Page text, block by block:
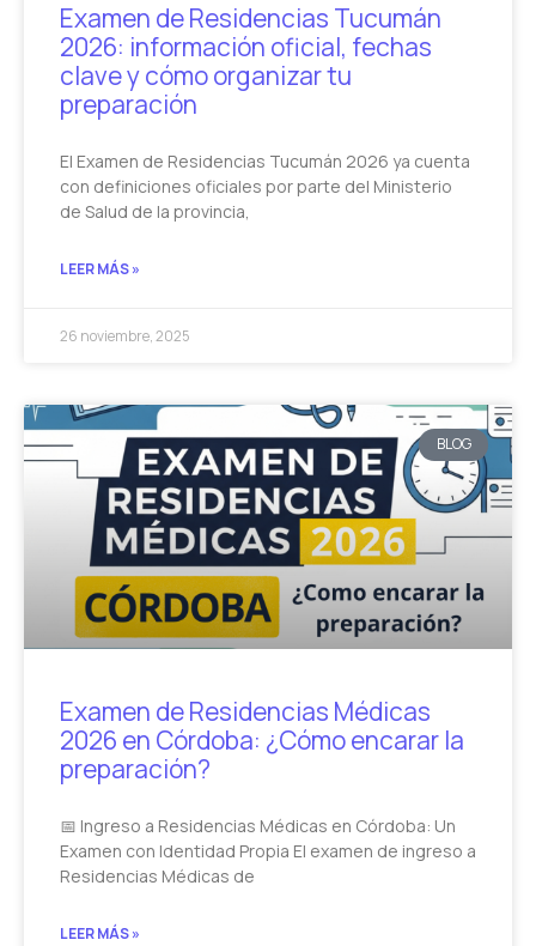
Examen de Residencias Tucumán
2026: información oficial, fechas
clave y cómo organizar tu
preparación
El Examen de Residencias Tucumán 2026 ya cuenta
con definiciones oficiales por parte del Ministerio
de Salud de la provincia,
LEER MÁS »
26 noviembre, 2025
BLOG
Examen de Residencias Médicas
2026 en Córdoba: ¿Cómo encarar la
preparación?
📅 Ingreso a Residencias Médicas en Córdoba: Un
Examen con Identidad Propia El examen de ingreso a
Residencias Médicas de
LEER MÁS »